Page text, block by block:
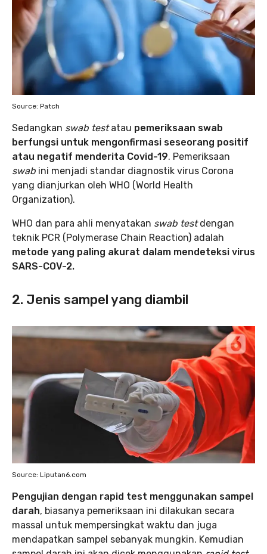
Source: Patch
Sedangkan swab testatau pemeriksaan swab
berfungsi untuk mengonfirmasi seseorang positif
atau negatif menderita Covid-19. Pemeriksaan
swab ini menjadi standar diagnostik virus Corona
yang dianjurkan oleh WHO (World Health
Organization).
WHO dan para ahli menyatakan swab testdengan
teknik PCR (Polymerase Chain Reaction) adalah
metode yang paling akurat dalam mendeteksi virus
SARS-COV-2.
2. Jenis sampel yang diambil
Source: Liputan6.com
Pengujian dengan rapid test menggunakan sampel
darah, biasanya pemeriksaan ini dilakukan secara
massal untuk mempersingkat waktu dan juga
mendapatkan sampel sebanyak mungkin. Kemudian